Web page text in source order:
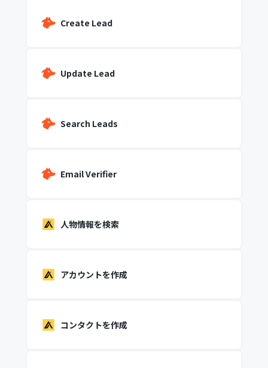
Create Lead
Update Lead
Search Leads
Email Verifier
人物情報を検索
アカウントを作成
コンタクトを作成